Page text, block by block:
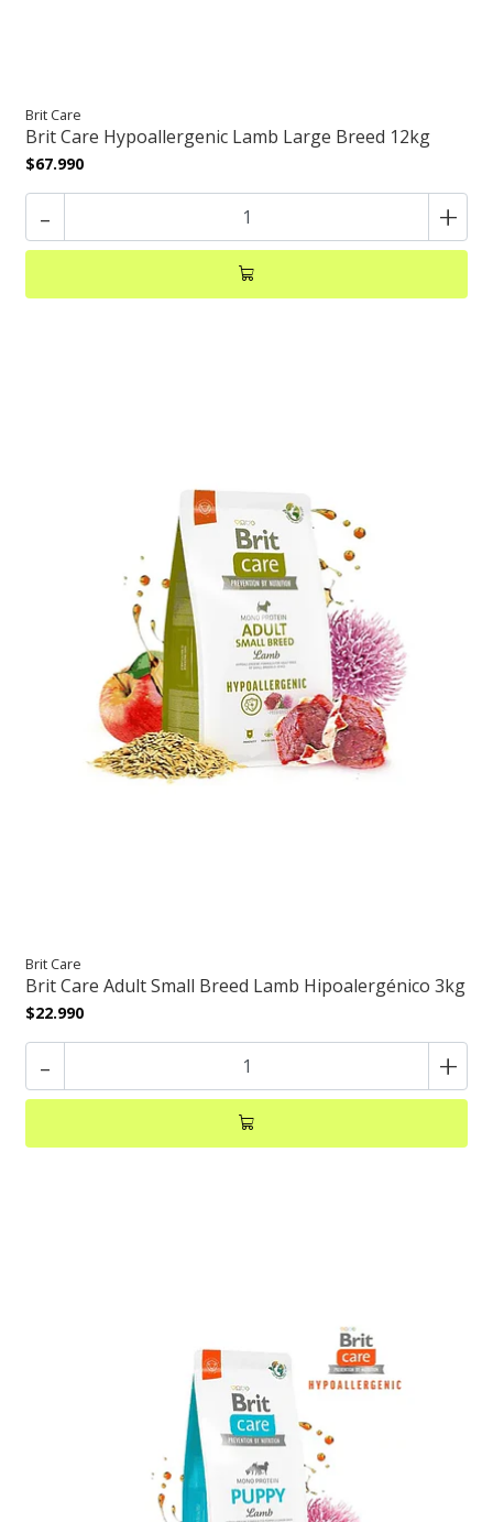
Brit Care
Brit Care Hypoallergenic Lamb Large Breed 12kg
$67.990
- +
Brit Care
Brit Care Adult Small Breed Lamb Hipoalergénico 3kg
$22.990
- +